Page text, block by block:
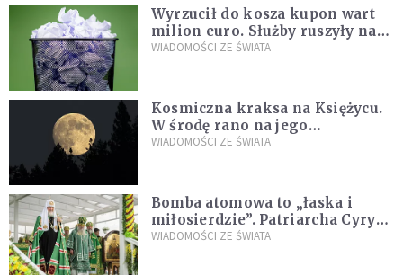
Wyrzucił do kosza kupon wart
milion euro. Służby ruszyły na
poszukiwania
WIADOMOŚCI ZE ŚWIATA
Kosmiczna kraksa na Księżycu.
W środę rano na jego
powierzchni dojdzie do
WIADOMOŚCI ZE ŚWIATA
Bomba atomowa to „łaska i
miłosierdzie”. Patriarcha Cyryl
wychwala Putina
WIADOMOŚCI ZE ŚWIATA